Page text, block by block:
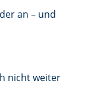
an – und
nicht weiter